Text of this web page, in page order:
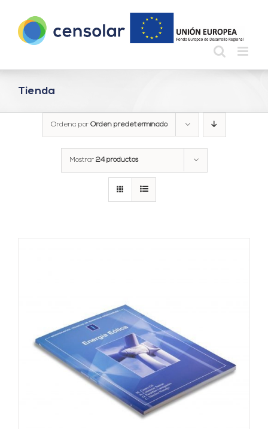
contenido
Tienda
Ordena por Orden predeterminado
Mostrar 24 productos